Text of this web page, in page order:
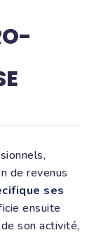
de revenus
ses
ensuite
son activité,